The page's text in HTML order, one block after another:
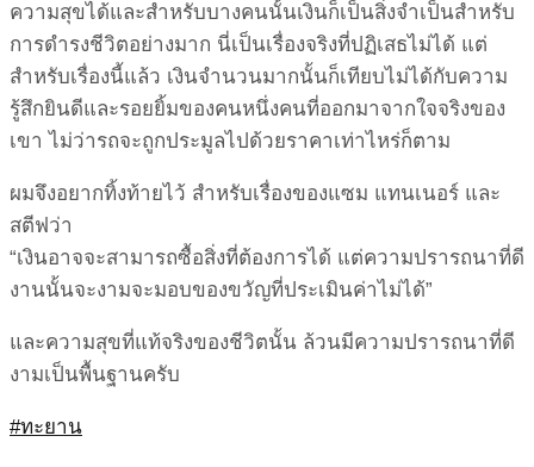
ความสุขได้และสำหรับบางคนนั้นเงินก็เป็นสิ่งจำเป็นสำหรับ
การดำรงชีวิตอย่างมาก นี่เป็นเรื่องจริงที่ปฏิเสธไม่ได้ แต่
สำหรับเรื่องนี้แล้ว เงินจำนวนมากนั้นก็เทียบไม่ได้กับความ
รู้สึกยินดีและรอยยิ้มของคนหนึ่งคนที่ออกมาจากใจจริงของ
เขา ไม่ว่ารถจะถูกประมูลไปด้วยราคาเท่าไหร่ก็ตาม
ผมจึงอยากทิ้งท้ายไว้ สำหรับเรื่องของแซม แทนเนอร์ และ
สตีฟว่า
“เงินอาจจะสามารถซื้อสิ่งที่ต้องการได้ แต่ความปรารถนาที่ดี
งานนั้นจะงามจะมอบของขวัญที่ประเมินค่าไม่ได้”
และความสุขที่แท้จริงของชีวิตนั้น ล้วนมีความปรารถนาที่ดี
งามเป็นพื้นฐานครับ
#ทะยาน